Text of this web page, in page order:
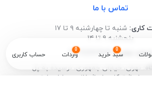
0
سبد خرید
0
واردات حساب کاربری
تماس با ما
کاری: شنبه تا چهارشنبه ۹ تا ۱۷
پنجشنبه ۹ تا ۱۴
شماره تماس: 02192003849
تهران، خیابان جمهوری، نرسیده به پل
پاساژ توکل، پاساژ خانه موبایل، طبقه